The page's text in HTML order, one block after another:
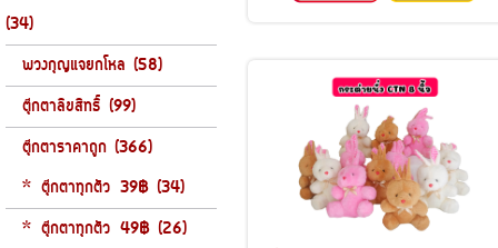
(34)
พวงกุญแจยกโหล (58)
ตุ๊กตาลิขสิทธิ์ (99)
ตุ๊กตาราคาถูก (366)
* ตุ๊กตาทุกตัว 39฿ (34)
* ตุ๊กตาทุกตัว 49฿ (26)